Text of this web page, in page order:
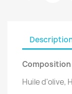
Composition
Huile d'olive,